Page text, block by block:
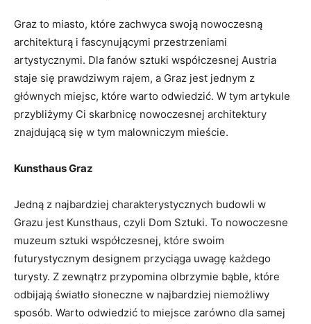
Graz to miasto, które ⁣zachwyca swoją nowoczesną
architekturą i ⁢fascynującymi przestrzeniami
artystycznymi. Dla⁢ fanów sztuki współczesnej Austria
staje się prawdziwym rajem, a Graz jest jednym z
głównych ⁤miejsc, które warto odwiedzić. W tym artykule
przybliżymy Ci ⁤skarbnicę ​nowoczesnej architektury
znajdującą się w tym malowniczym ‍mieście.
Kunsthaus Graz
Jedną z⁤ najbardziej charakterystycznych budowli w
Grazu jest Kunsthaus,‍ czyli Dom Sztuki. To nowoczesne
muzeum sztuki współczesnej, które swoim
futurystycznym designem przyciąga​ uwagę każdego
turysty.​ Z zewnątrz ⁤przypomina⁢ olbrzymie bąble, które
odbijają światło słoneczne w najbardziej ⁢niemożliwy
sposób. Warto odwiedzić to miejsce zarówno dla samej